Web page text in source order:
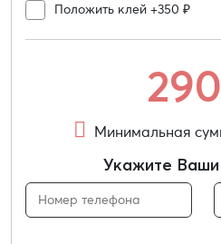
Положить клей +350 ₽
290
Минимальная
Укажите Ваши